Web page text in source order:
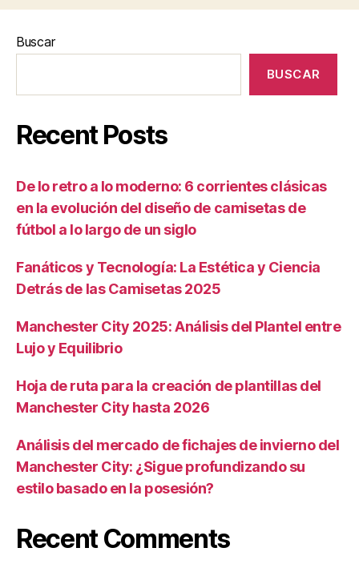
Buscar
BUSCAR
Recent Posts
De lo retro a lo moderno: 6 corrientes clásicas
en la evolución del diseño de camisetas de
fútbol a lo largo de un siglo
Fanáticos y Tecnología: La Estética y Ciencia
Detrás de las Camisetas 2025
Manchester City 2025: Análisis del Plantel entre
Lujo y Equilibrio
Hoja de ruta para la creación de plantillas del
Manchester City hasta 2026
Análisis del mercado de fichajes de invierno del
Manchester City: ¿Sigue profundizando su
estilo basado en la posesión?
Recent Comments